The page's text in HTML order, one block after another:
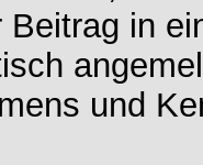
Beitrag in
und